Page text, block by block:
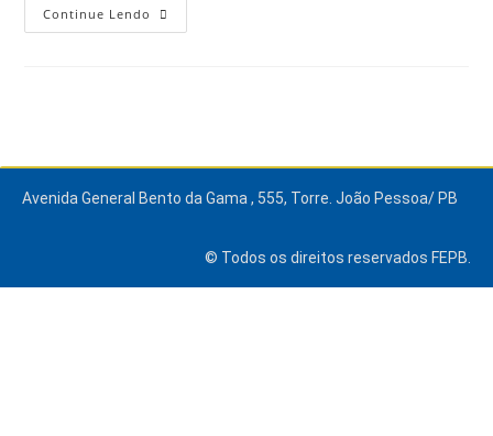
Continue Lendo
Avenida General Bento da Gama , 555, Torre. João Pessoa/ PB
© Todos os direitos reservados FEPB.